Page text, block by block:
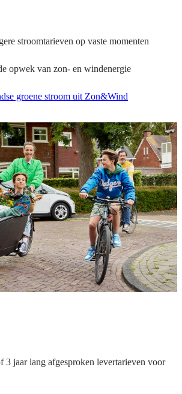
stroomtarieven op vaste momenten
opwek van zon- en windenergie
groene stroom uit Zon&Wind
3 jaar lang afgesproken levertarieven voor